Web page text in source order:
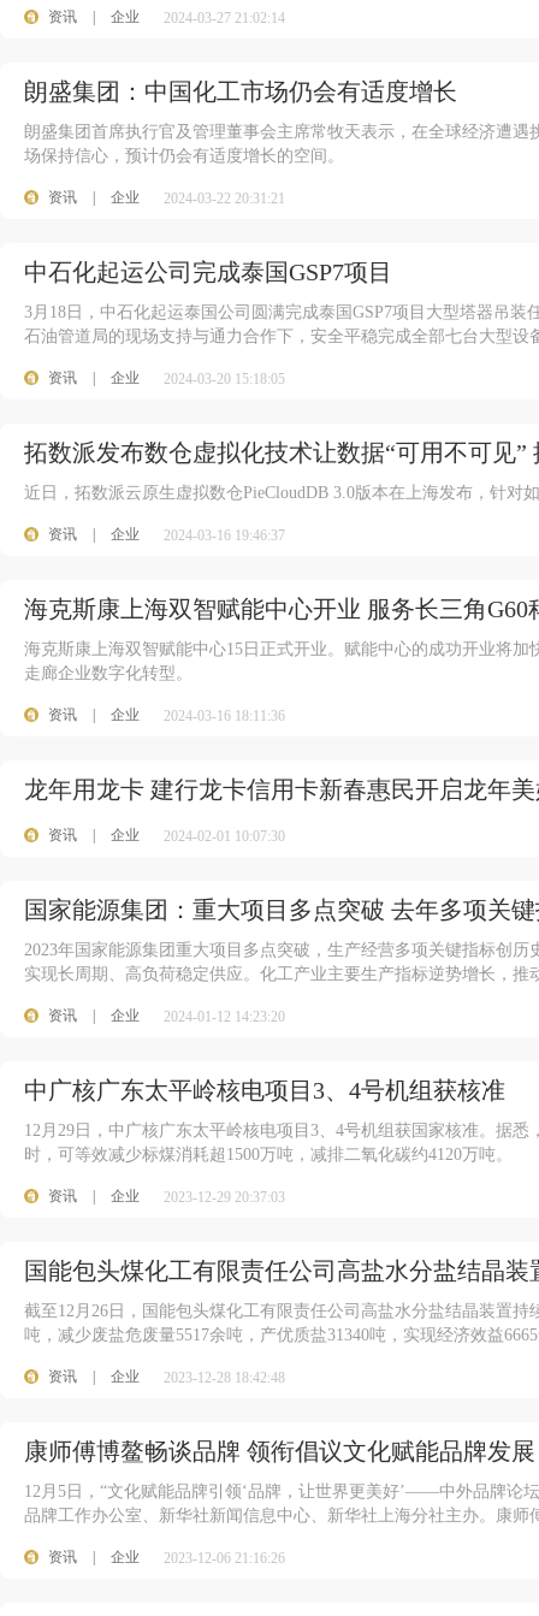
资讯 企业 2024-03-27 21:02:14
朗盛集团：中国化工市场仍会有适度增长
朗盛集团首席执行官及管理董事会主席常牧天表示，在全球经济遭
场保持信心，预计仍会有适度增长的空间。
资讯 企业 2024-03-22 20:31:21
中石化起运公司完成泰国GSP7项目
3月18日，中石化起运泰国公司圆满完成泰国GSP7项目大型塔器吊
石油管道局的现场支持与通力合作下，安全平稳完成全部七台大型
资讯 企业 2024-03-20 15:18:05
拓数派发布数仓虚拟化技术让数据“可用不可见”
近日，拓数派云原生虚拟数仓PieCloudDB 3.0版本在上海发布，针对
资讯 企业 2024-03-16 19:46:37
海克斯康上海双智赋能中心开业 服务长三角
海克斯康上海双智赋能中心15日正式开业。赋能中心的成功开业将
走廊企业数字化转型。
资讯 企业 2024-03-16 18:11:36
龙年用龙卡 建行龙卡信用卡新春惠民开启龙年
资讯 企业 2024-02-01 10:07:30
国家能源集团：重大项目多点突破 去年多项关
2023年国家能源集团重大项目多点突破，生产经营多项关键指标创
实现长周期、高负荷稳定供应。化工产业主要生产指标逆势增长，
资讯 企业 2024-01-12 14:23:20
中广核广东太平岭核电项目3、4号机组获核准
12月29日，中广核广东太平岭核电项目3、4号机组获国家核准。据
时，可等效减少标煤消耗超1500万吨，减排二氧化碳约4120万吨。
资讯 企业 2023-12-29 20:37:03
国能包头煤化工有限责任公司高盐水分盐结晶装
截至12月26日，国能包头煤化工有限责任公司高盐水分盐结晶装置
吨，减少废盐危废量5517余吨，产优质盐31340吨，实现经济效益
资讯 企业 2023-12-28 18:42:48
康师傅博鳌畅谈品牌 领衔倡议文化赋能品牌发展
12月5日，“文化赋能品牌引领‘品牌，让世界更美好’——中外品牌论
品牌工作办公室、新华社新闻信息中心、新华社上海分社主办。康
资讯 企业 2023-12-06 21:16:26